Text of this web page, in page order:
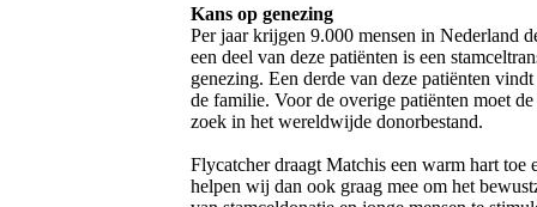
Kans op genezing
Per jaar krijgen 9.000 mensen in Nederland
een deel van deze patiënten is een
genezing. Een derde van deze patiënten
de familie. Voor de overige patiënten moet
zoek in het wereldwijde donorbestand.
Flycatcher draagt Matchis een warm hart toe
helpen wij dan ook graag mee om het